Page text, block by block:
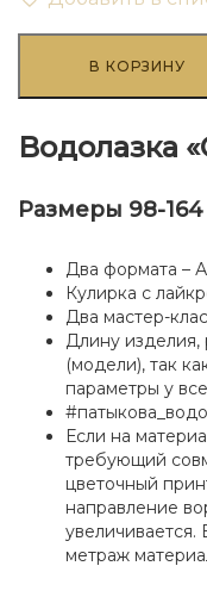
Водолазка
-
девочки
В КОРЗИНУ
Водолазка
Размеры 98-164
Два формата –
Кулирка с
Два мастер-
Длину изделия,
(модели), так
параметры у
Если на
требующий
цветочный
направление
метраж